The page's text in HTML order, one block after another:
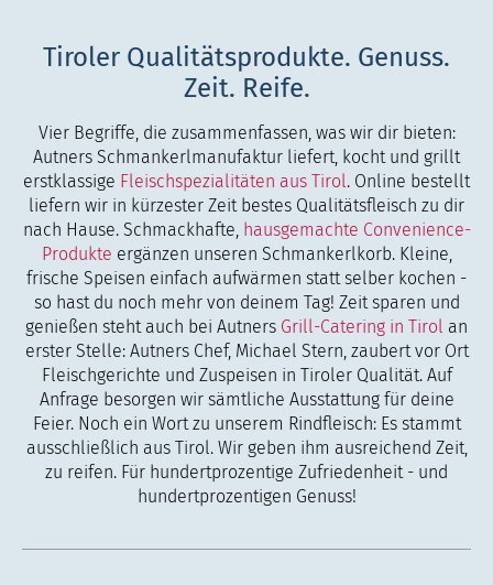
Tiroler Qualitätsprodukte. Genuss.
Zeit. Reife.
Vier Begriffe, die zusammenfassen, was wir dir bieten:
Autners Schmankerlmanufaktur liefert, kocht und grillt
erstklassige Fleischspezialitäten aus Tirol. Online bestellt
liefern wir in kürzester Zeit bestes Qualitätsfleisch zu dir
nach Hause. Schmackhafte, hausgemachte Convenience-
Produkte ergänzen unseren Schmankerlkorb. Kleine,
frische Speisen einfach aufwärmen statt selber kochen -
so hast du noch mehr von deinem Tag! Zeit sparen und
genießen steht auch bei Autners Grill-Catering in Tirol an
erster Stelle: Autners Chef, Michael Stern, zaubert vor Ort
Fleischgerichte und Zuspeisen in Tiroler Qualität. Auf
Anfrage besorgen wir sämtliche Ausstattung für deine
Feier. Noch ein Wort zu unserem Rindfleisch: Es stammt
ausschließlich aus Tirol. Wir geben ihm ausreichend Zeit,
zu reifen. Für hundertprozentige Zufriedenheit - und
hundertprozentigen Genuss!